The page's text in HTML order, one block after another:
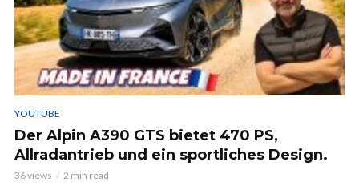
YOUTUBE
Der Alpin A390 GTS bietet 470 PS,
Allradantrieb und ein sportliches Design.
36 views 2 min read